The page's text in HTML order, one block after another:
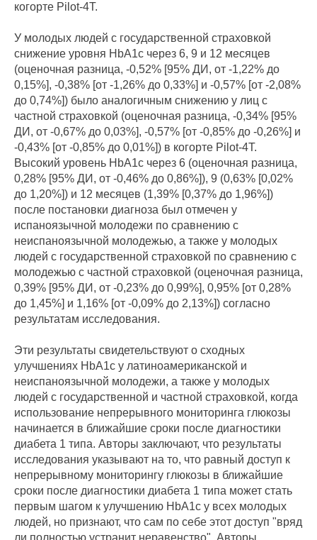
когорте Pilot-4T.
У молодых людей с государственной страховкой
снижение уровня HbA1c через 6, 9 и 12 месяцев
(оценочная разница, -0,52% [95% ДИ, от -1,22% до
0,15%], -0,38% [от -1,26% до 0,33%] и -0,57% [от -2,08%
до 0,74%]) было аналогичным снижению у лиц с
частной страховкой (оценочная разница, -0,34% [95%
ДИ, от -0,67% до 0,03%], -0,57% [от -0,85% до -0,26%] и
-0,43% [от -0,85% до 0,01%]) в когорте Pilot-4T.
Высокий уровень HbA1c через 6 (оценочная разница,
0,28% [95% ДИ, от -0,46% до 0,86%]), 9 (0,63% [0,02%
до 1,20%]) и 12 месяцев (1,39% [0,37% до 1,96%])
после постановки диагноза был отмечен у
испаноязычной молодежи по сравнению с
неиспаноязычной молодежью, а также у молодых
людей с государственной страховкой по сравнению с
молодежью с частной страховкой (оценочная разница,
0,39% [95% ДИ, от -0,23% до 0,99%], 0,95% [от 0,28%
до 1,45%] и 1,16% [от -0,09% до 2,13%]) согласно
результатам исследования.
Эти результаты свидетельствуют о сходных
улучшениях HbA1c у латиноамериканской и
неиспаноязычной молодежи, а также у молодых
людей с государственной и частной страховкой, когда
использование непрерывного мониторинга глюкозы
начинается в ближайшие сроки после диагностики
диабета 1 типа. Авторы заключают, что результаты
исследования указывают на то, что равный доступ к
непрерывному мониторингу глюкозы в ближайшие
сроки после диагностики диабета 1 типа может стать
первым шагом к улучшению HbA1c у всех молодых
людей, но признают, что сам по себе этот доступ "вряд
ли полностью устранит неравенство". Авторы